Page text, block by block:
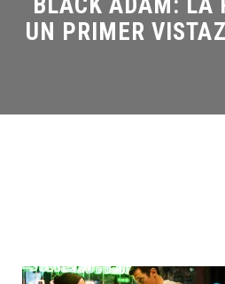
UN PRIMER